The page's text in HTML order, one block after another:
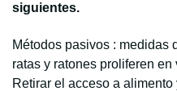
siguientes.
Métodos pasivos : medidas
ratas y ratones proliferen
Retirar el acceso a alimento